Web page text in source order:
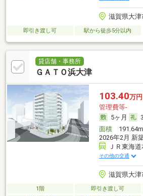
滋賀県大津
即引き渡し可 駅から徒歩5分以内
貸店舗・事務所
ＧＡＴＯ浜大津
103.40万円
管理費等-
5ヶ月
面積191.64m
2026年2月 新
ＪＲ東海
その他の交通
滋賀県大津
1階 即引き渡し可